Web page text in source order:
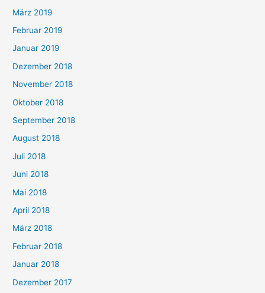
März 2019
Februar 2019
Januar 2019
Dezember 2018
November 2018
Oktober 2018
September 2018
August 2018
Juli 2018
Juni 2018
Mai 2018
April 2018
März 2018
Februar 2018
Januar 2018
Dezember 2017